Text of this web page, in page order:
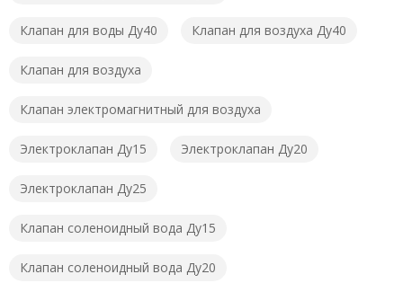
Клапан для воды Ду40 Клапан для воздуха Ду40
Клапан для воздуха
Клапан электромагнитный для воздуха
Электроклапан Ду15 Электроклапан Ду20
Электроклапан Ду25
Клапан соленоидный вода Ду15
Клапан соленоидный вода Ду20